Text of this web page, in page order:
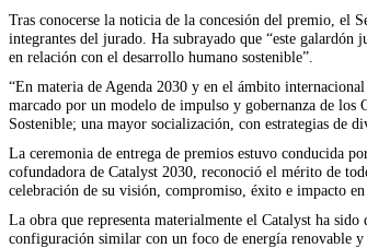
Tras conocerse la noticia de la concesión del premio, el
integrantes del jurado. Ha subrayado que “este
en relación con el desarrollo humano sostenible”.
“En materia de Agenda 2030 y en el ámbito
marcado por un modelo de impulso y gobernanza de
Sostenible; una mayor socialización, con estrategias de
La ceremonia de entrega de premios estuvo conducida
cofundadora de Catalyst 2030, reconoció el mérito de
celebración de su visión, compromiso, éxito e impacto en
La obra que representa materialmente el Catalyst ha
configuración similar con un foco de energía renovable